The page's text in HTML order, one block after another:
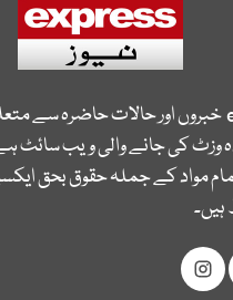
خبروں اور حالات حاضرہ سے
وزٹ کی جانے والی ویب سائٹ
مواد کے جملہ حقوق بحق